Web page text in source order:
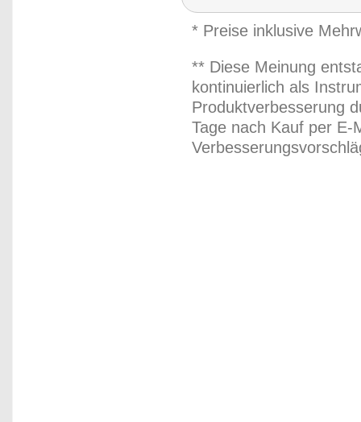
* Preise inklusive
** Diese Meinung
kontinuierlich als
Produktverbesserung
Tage nach Kauf per E-